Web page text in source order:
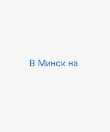
В Минск на